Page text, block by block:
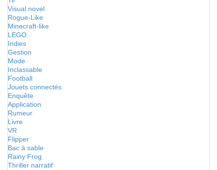
Visual novel
Rogue-Like
Minecraft-like
LEGO
Indies
Gestion
Mode
Inclassable
Football
Jouets connectés
Enquête
Application
Rumeur
Livre
VR
Flipper
Bac à sable
Rainy Frog
Thriller narratif